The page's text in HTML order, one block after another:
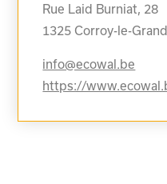
Rue Laid Burniat, 28
1325 Corroy-le-Grand
info@ecowal.be
https://